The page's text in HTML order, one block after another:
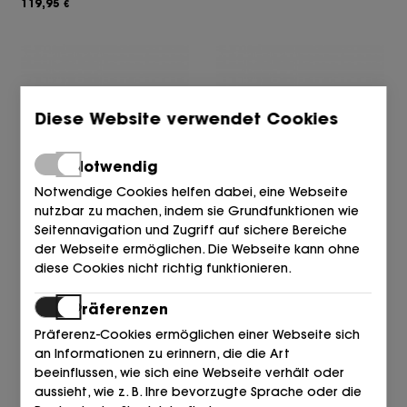
119,95 €
ALPE
ESCLAVA GRIS 39 GRAFITO
80,95€
89,95€
ALPE
129,95€
Diese Website verwendet Cookies
Notwendig
Notwendige Cookies helfen dabei, eine Webseite
nutzbar zu machen, indem sie Grundfunktionen wie
Seitennavigation und Zugriff auf sichere Bereiche
der Webseite ermöglichen. Die Webseite kann ohne
diese Cookies nicht richtig funktionieren.
Präferenzen
Präferenz-Cookies ermöglichen einer Webseite sich
an Informationen zu erinnern, die die Art
beeinflussen, wie sich eine Webseite verhält oder
aussieht, wie z. B. Ihre bevorzugte Sprache oder die